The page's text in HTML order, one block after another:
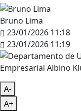
Bruno Lima
23/01/2026 11:18
23/01/2026 11:19
A-
A+